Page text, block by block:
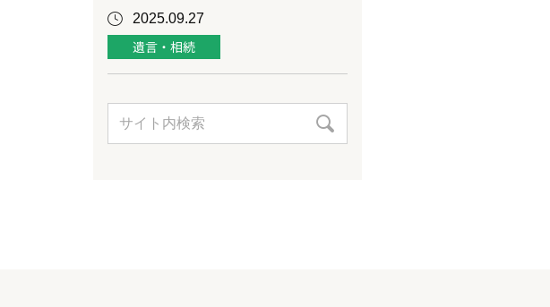
2025.09.27
遺言・相続